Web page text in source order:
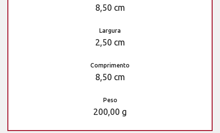
8,50 cm
Largura
2,50 cm
Comprimento
8,50 cm
Peso
200,00 g